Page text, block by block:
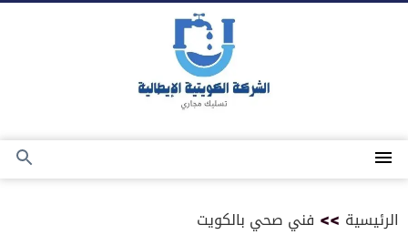
القائمة
بحث
الرئيسية >> فني صحي بالكويت